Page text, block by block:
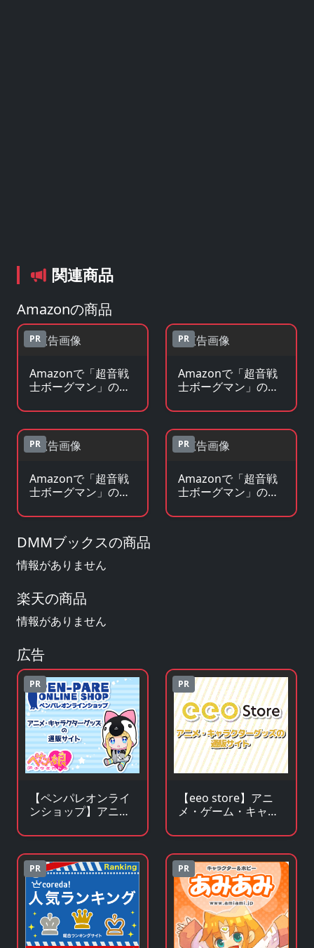
関連商品
Amazonの商品
PR
Amazonで「超音戦
士ボーグマン」の
PR
Amazonで「超音戦
士ボーグマン」の原
PR
Amazonで「超音戦
士ボーグマン」の原
る
PR
Amazonで「超音戦
士ボーグマン」のグ
見る
DMMブックスの商品
情報がありません
楽天の商品
情報がありません
広告
PR
【ペンパレオンライ
ンショップ】アニ
ッズの通販サイト
PR
【eeo store】アニ
メ・ゲーム・キャラ
サイト
PR PR